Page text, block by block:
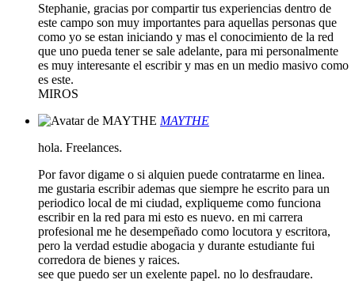
Stephanie, gracias por compartir tus experiencias dentro de
este campo son muy importantes para aquellas personas que
como yo se estan iniciando y mas el conocimiento de la red
que uno pueda tener se sale adelante, para mi personalmente
es muy interesante el escribir y mas en un medio masivo como
es este.
MIROS
MAYTHE
hola. Freelances.
Por favor digame o si alquien puede contratarme en linea.
me gustaria escribir ademas que siempre he escrito para un
periodico local de mi ciudad, expliqueme como funciona
escribir en la red para mi esto es nuevo. en mi carrera
profesional me he desempeñado como locutora y escritora,
pero la verdad estudie abogacia y durante estudiante fui
corredora de bienes y raices.
see que puedo ser un exelente papel. no lo desfraudare.